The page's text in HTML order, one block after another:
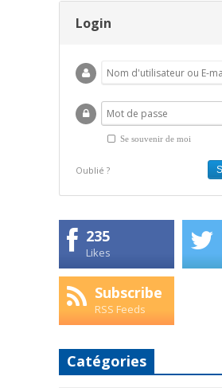
Login
Se souvenir de moi
Oublié ?
235
Likes
Subscribe
RSS Feeds
Catégories